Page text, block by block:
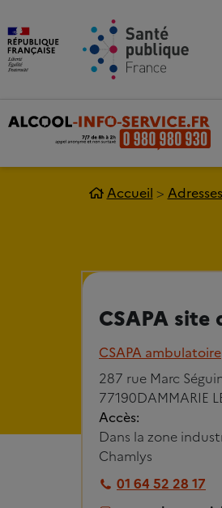
Accueil
CSAPA site
CSAPA ambulatoire
287 rue Marc
77190DAMMARIE
Accès:
Dans la zone
Chamlys
01 64 52 28 17